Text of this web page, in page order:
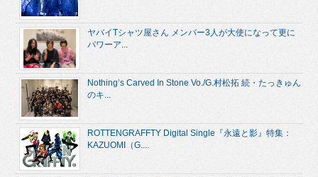
ヤバイTシャツ屋さん メンバー3人が大使になって更に
パワーア...
Nothing’s Carved In Stone Vo./G.村松拓 続・たっきゅん
のキ...
ROTTENGRAFFTY Digital Single『永遠と影』特集：
KAZUOMI（G....